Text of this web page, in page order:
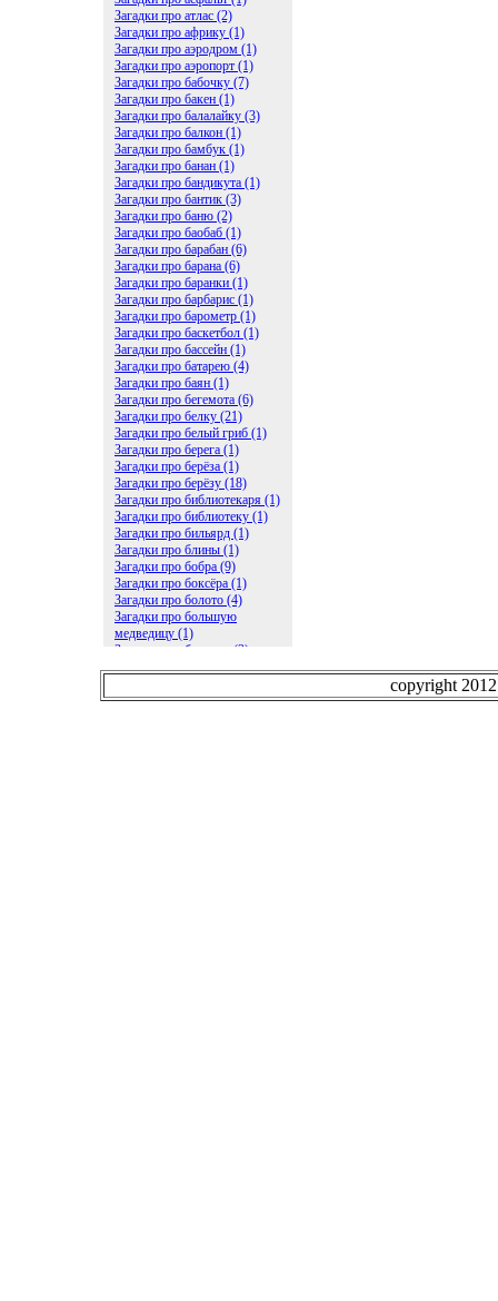
Загадки про атлас (2)
Загадки про африку (1)
Загадки про аэродром (1)
Загадки про аэропорт (1)
Загадки про бабочку (7)
Загадки про бакен (1)
Загадки про балалайку (3)
Загадки про балкон (1)
Загадки про бамбук (1)
Загадки про банан (1)
Загадки про бандикута (1)
Загадки про бантик (3)
Загадки про баню (2)
Загадки про баобаб (1)
Загадки про барабан (6)
Загадки про барана (6)
Загадки про баранки (1)
Загадки про барбарис (1)
Загадки про барометр (1)
Загадки про баскетбол (1)
Загадки про бассейн (1)
Загадки про батарею (4)
Загадки про баян (1)
Загадки про бегемота (6)
Загадки про белку (21)
Загадки про белый гриб (1)
Загадки про берега (1)
Загадки про берёза (1)
Загадки про берёзу (18)
Загадки про библиотекаря (1)
Загадки про библиотеку (1)
Загадки про бильярд (1)
Загадки про блины (1)
Загадки про бобра (9)
Загадки про боксёра (1)
Загадки про болото (4)
Загадки про большую
медведицу (1)
Загадки про ботинки (2)
Загадки про бочку (5)
Загадки про бревно (2)
copyright